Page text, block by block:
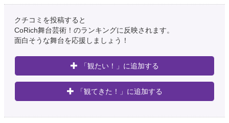
クチコミを投稿すると
CoRich舞台芸術！のランキングに反映されます。
面白そうな舞台を応援しましょう！
「観たい！」に追加する
「観てきた！」に追加する